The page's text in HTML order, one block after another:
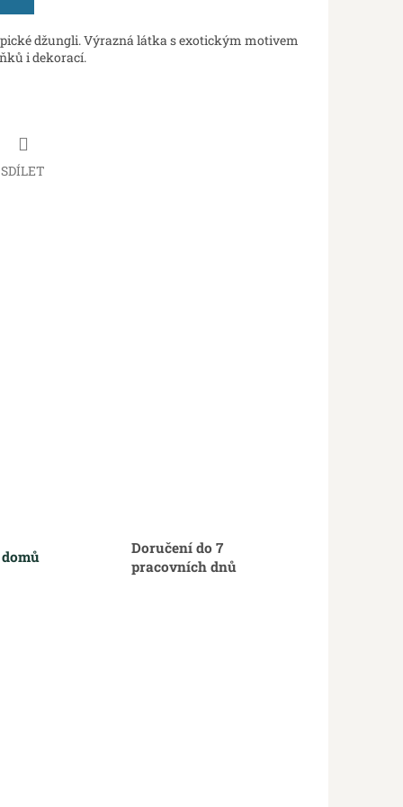
džungli. Výrazná látka s exotickým motivem
i dekorací.
SDÍLET
Doručení do 7
pracovních dnů